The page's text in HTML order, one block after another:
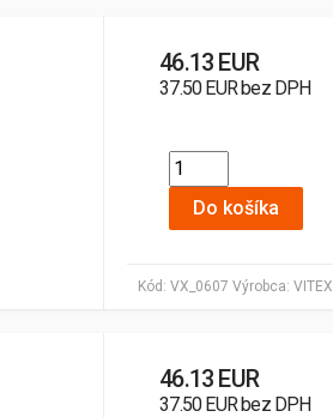
Kód: VX_0607 Výrobca: VITEX
46.13 EUR
37.50 EUR bez DPH
Do košíka
46.13 EUR
37.50 EUR bez DPH